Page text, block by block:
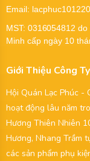
Email:
MST: 0316054812 do
Minh cấp ngày 10
Giới Thiệu Công Ty
Hội Quán Lạc Phúc -
hoạt động lâu năm
Hương Thiên Nhiên
Hương, Nhang Trầm
các sản phẩm phụ